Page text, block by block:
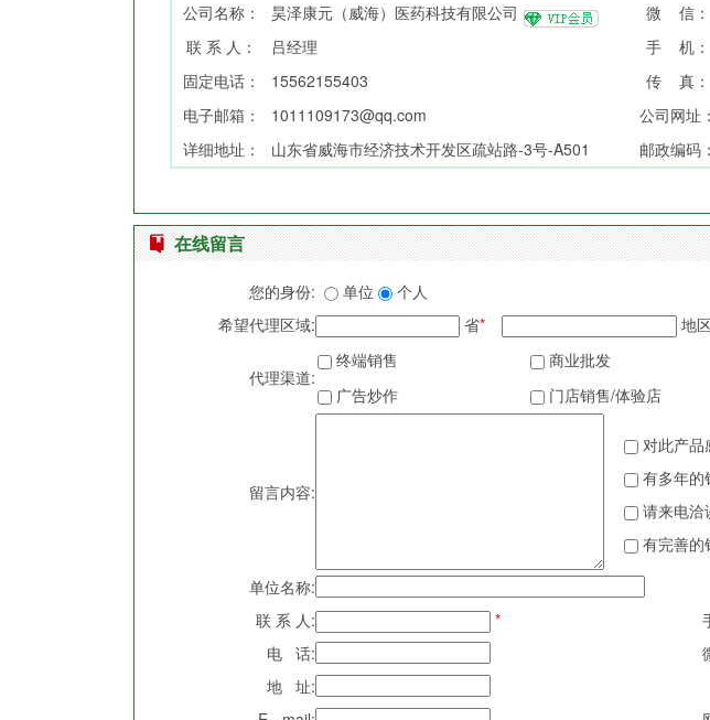
公司名称： 昊泽康元（威海）医药科技有限公司 微 信：
联 系 人：
吕经理 手 机：
固定电话：
15562155403
传 真：
电子邮箱：
1011109173@qq.com 公司网址：
详细地址：
山东省威海市经济技术开发区疏站路-3号-A501 邮政编码：
在线留言
您的身份: 单位
个人
希望代理区域:
省* 地
代理渠道:
终端销售 商业批发
广告炒作
门店销售/体验店
留言内容:
对此产品
有多年的
请来电洽
有完善的
单位名称:
联 系 人:
*
电 话:
地 址: